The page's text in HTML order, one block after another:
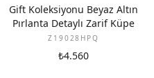
YENI
Gift Koleksiyonu Beyaz Altın
Pırlanta Detaylı Zarif Küpe
Z19028HPQ
₺4.560